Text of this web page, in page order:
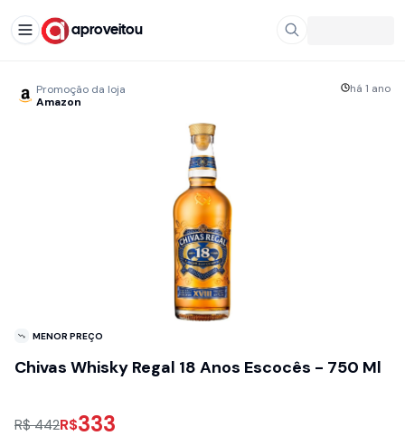
aproveitou
Promoção da loja
Amazon
há 1 ano
MENOR PREÇO
Chivas Whisky Regal 18 Anos Escocês - 750 Ml
R$ 442R$333